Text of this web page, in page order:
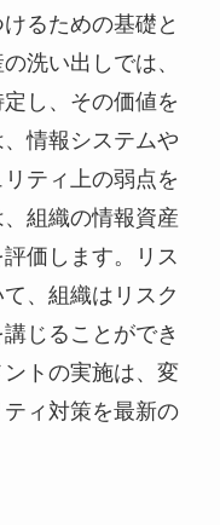
るための基礎と
洗い出しでは、
し、その価値を
情報システムや
ティ上の弱点を
組織の情報資産
価します。リス
、組織はリスク
じることができ
トの実施は、変
ィ対策を最新の